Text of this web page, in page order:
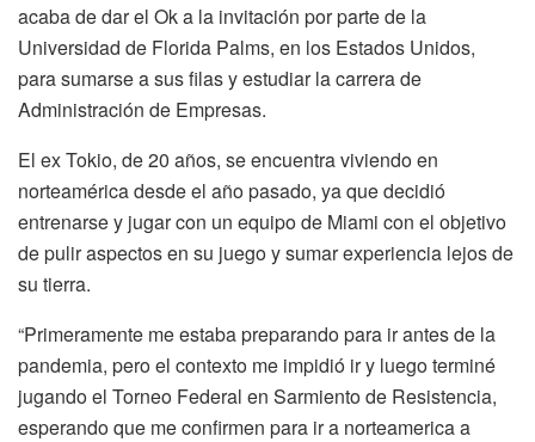
acaba de dar el Ok a la invitación por parte de la
Universidad de Florida Palms, en los Estados Unidos,
para sumarse a sus filas y estudiar la carrera de
Administración de Empresas.
El ex Tokio, de 20 años, se encuentra viviendo en
norteamérica desde el año pasado, ya que decidió
entrenarse y jugar con un equipo de Miami con el objetivo
de pulir aspectos en su juego y sumar experiencia lejos de
su tierra.
“Primeramente me estaba preparando para ir antes de la
pandemia, pero el contexto me impidió ir y luego terminé
jugando el Torneo Federal en Sarmiento de Resistencia,
esperando que me confirmen para ir a norteamerica a